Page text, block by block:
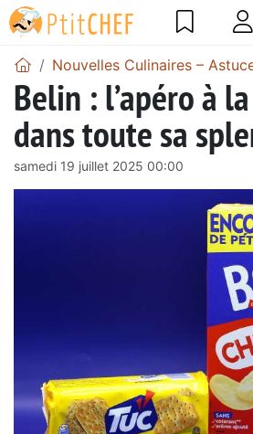
Nouvelles Culinaires –
Belin : l’apéro à
dans toute sa
samedi 19 juillet 2025 00:00